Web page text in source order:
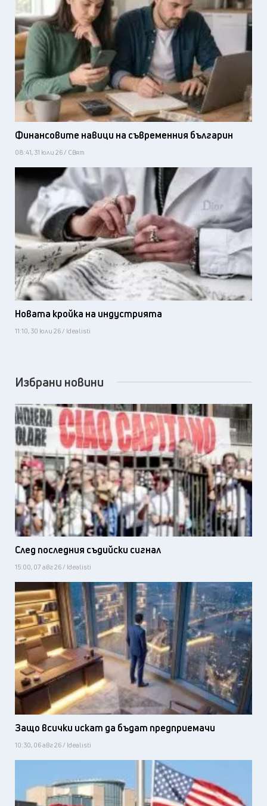
Финансовите навици на съвременния българин
08:41, 31 юли 26 / Свят
Новата кройка на индустрията
11:10, 30 юли 26 / Idealisti
Избрани новини
След последния съдийски сигнал
15:00, 07 авг 26 / Idealisti
Защо всички искат да бъдат предприемачи
10:30, 06 авг 26 / Idealisti